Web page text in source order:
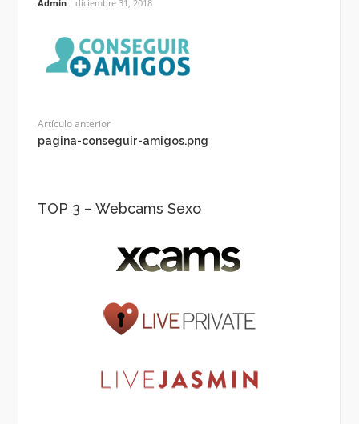
Admin diciembre 31, 2018
Artículo anterior
pagina-conseguir-amigos.png
TOP 3 – Webcams Sexo